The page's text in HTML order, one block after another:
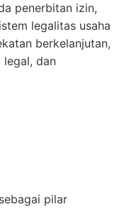
penerbitan izin,
legalitas usaha
berkelanjutan,
legal, dan
pilar